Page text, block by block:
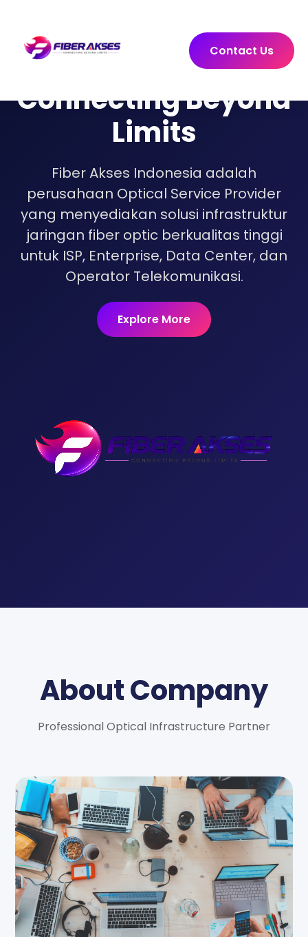
Contact Us
Connecting Beyond
Limits
Fiber Akses Indonesia adalah
perusahaan Optical Service Provider
yang menyediakan solusi infrastruktur
jaringan fiber optic berkualitas tinggi
untuk ISP, Enterprise, Data Center, dan
Operator Telekomunikasi.
Explore More
About Company
Professional Optical Infrastructure Partner